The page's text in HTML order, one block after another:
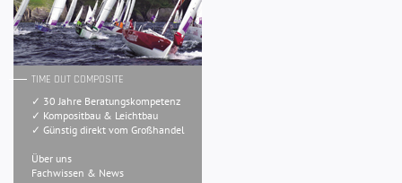
TIME OUT COMPOSITE
✓ 30 Jahre Beratungskompetenz
✓ Kompositbau & Leichtbau
✓ Günstig direkt vom Großhandel
Über uns
Fachwissen & News